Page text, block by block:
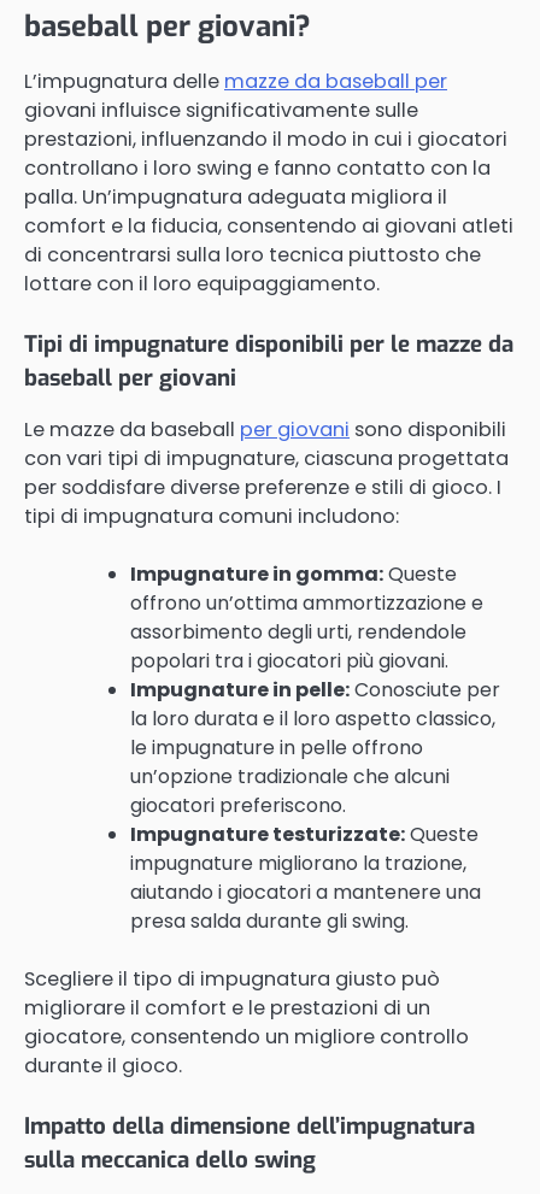
baseball per giovani?
L’impugnatura delle mazze da baseball per
giovani influisce significativamente sulle
prestazioni, influenzando il modo in cui i giocatori
controllano i loro swing e fanno contatto con la
palla. Un’impugnatura adeguata migliora il
comfort e la fiducia, consentendo ai giovani atleti
di concentrarsi sulla loro tecnica piuttosto che
lottare con il loro equipaggiamento.
Tipi di impugnature disponibili per le mazze da
baseball per giovani
Le mazze da baseball per giovani sono disponibili
con vari tipi di impugnature, ciascuna progettata
per soddisfare diverse preferenze e stili di gioco. I
tipi di impugnatura comuni includono:
Impugnature in gomma:Queste
offrono un’ottima ammortizzazione e
assorbimento degli urti, rendendole
popolari tra i giocatori più giovani.
Impugnature in pelle:Conosciute per
la loro durata e il loro aspetto classico,
le impugnature in pelle offrono
un’opzione tradizionale che alcuni
giocatori preferiscono.
Impugnature testurizzate:Queste
impugnature migliorano la trazione,
aiutando i giocatori a mantenere una
presa salda durante gli swing.
Scegliere il tipo di impugnatura giusto può
migliorare il comfort e le prestazioni di un
giocatore, consentendo un migliore controllo
durante il gioco.
Impatto della dimensione dell’impugnatura
sulla meccanica dello swing